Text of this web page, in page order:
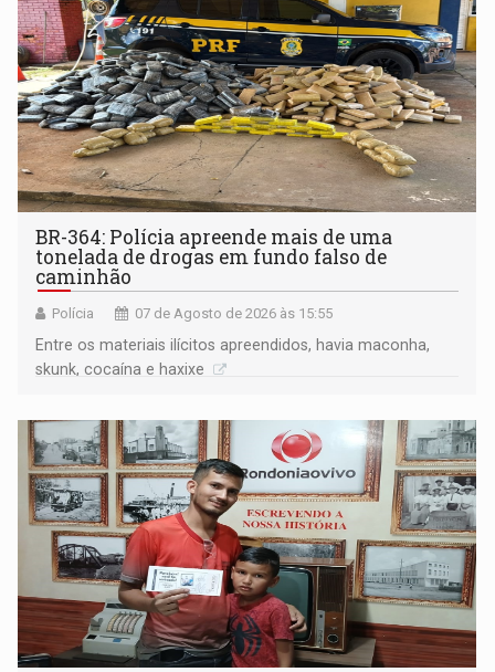
BR-364: Polícia apreende mais de uma
tonelada de drogas em fundo falso de
caminhão
Polícia 07 de Agosto de 2026 às 15:55
Entre os materiais ilícitos apreendidos, havia maconha,
skunk, cocaína e haxixe